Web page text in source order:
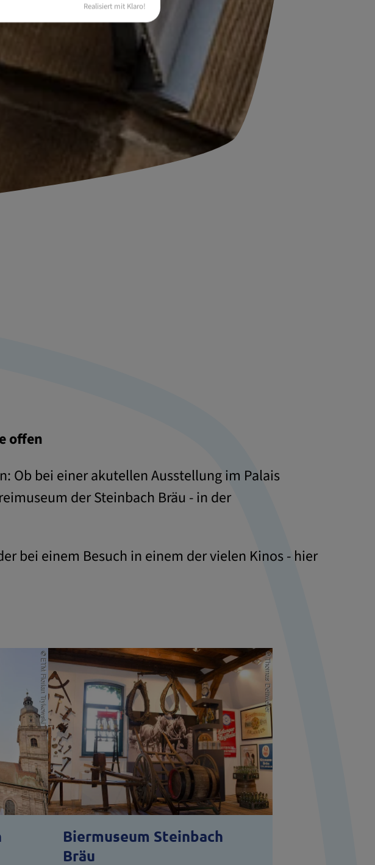
offen
Ob bei einer akutellen Ausstellung im Palais
der Steinbach Bräu - in der
bei einem Besuch in einem der vielen Kinos - hier
Biermuseum Steinbach
Bräu
Realisiert mit Klaro!